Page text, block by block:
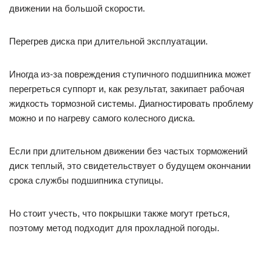
движении на большой скорости.
Перегрев диска при длительной эксплуатации.
Иногда из-за повреждения ступичного подшипника может
перегреться суппорт и, как результат, закипает рабочая
жидкость тормозной системы. Диагностировать проблему
можно и по нагреву самого колесного диска.
Если при длительном движении без частых торможений
диск теплый, это свидетельствует о будущем окончании
срока службы подшипника ступицы.
Но стоит учесть, что покрышки также могут греться,
поэтому метод подходит для прохладной погоды.